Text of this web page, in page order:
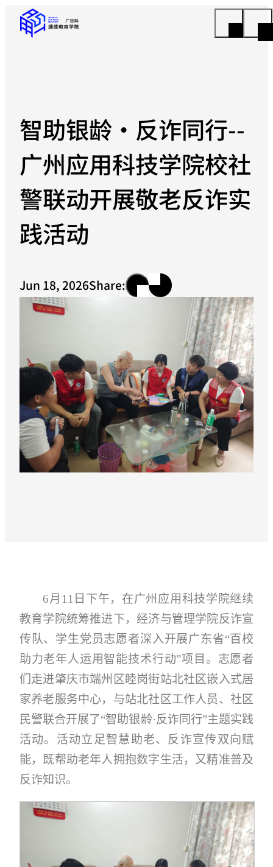
智助银龄・反诈同行--
广州应用科技学院校社
警联动开展敬老反诈实
践活动
Jun 18, 2026Share:
6月11日下午，在广州应用科技学院继续
教育学院统筹推进下，经济与管理学院反诈宣
传队、学生党员志愿者深入开展广东省“百校
助力老年人运用智能技术行动”项目。志愿者
们走进肇庆市端州区睦岗街站北社区嵌入式居
家养老服务中心，与站北社区工作人员、社区
民警联合开展了“智助银龄·反诈同行”主题实践
活动。活动立足智慧助老、反诈宣传双向赋
能，既帮助老年人拥抱数字生活，又精准普及
反诈知识。